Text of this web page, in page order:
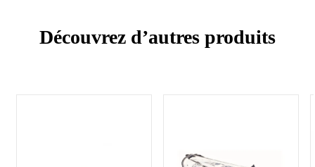
Découvrez d’autres produits